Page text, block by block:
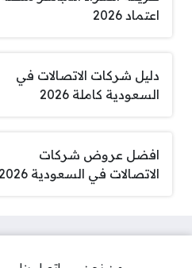
اعتماد 2026
دليل شركات الاتصالات في
السعودية كاملة 2026
افضل عروض شركات
الاتصالات في السعودية 2026